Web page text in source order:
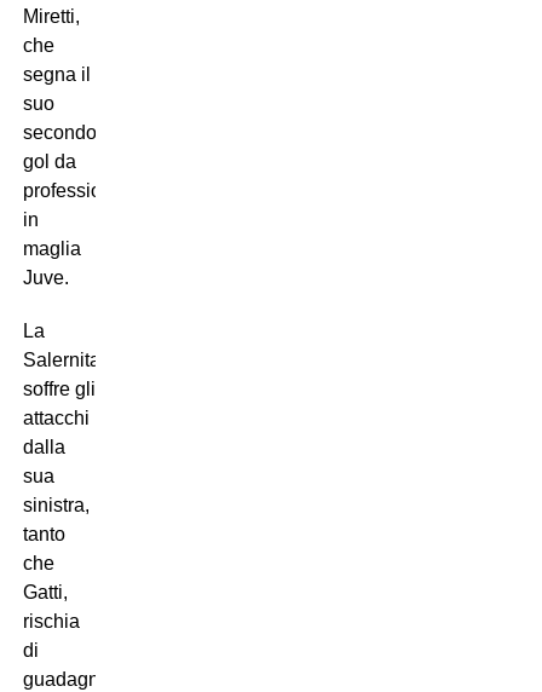
Miretti,
che
segna il
suo
secondo
gol da
professionista
in
maglia
Juve.
La
Salernitana
soffre gli
attacchi
dalla
sua
sinistra,
tanto
che
Gatti,
rischia
di
guadagnarsi